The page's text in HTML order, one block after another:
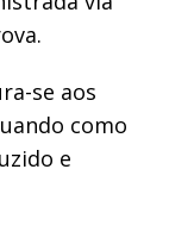
se aos
como
e